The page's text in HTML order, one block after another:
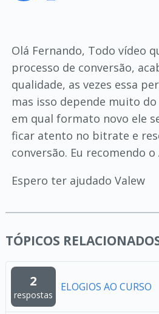
Olá Fernando, Todo vídeo
processo de conversão,
qualidade, as vezes essa
mas isso depende muito
em qual formato novo ele
ficar atento no bitrate e
conversão. Eu recomendo
Espero ter ajudado Valew
TÓPICOS
2
respostas
ELOGIOS AO CURSO